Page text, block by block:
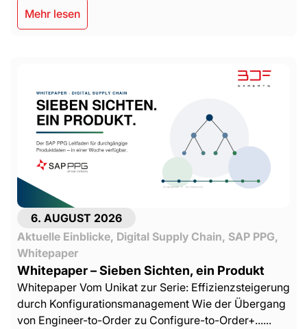
Mehr lesen
6. AUGUST 2026
Aktuelle Einblicke, Digital Supply Chain, SAP PPG,
Whitepaper
Whitepaper – Sieben Sichten, ein Produkt
Whitepaper Vom Unikat zur Serie: Effizienzsteigerung
durch Konfigurationsmanagement Wie der Übergang
von Engineer-to-Order zu Configure-to-Order+......